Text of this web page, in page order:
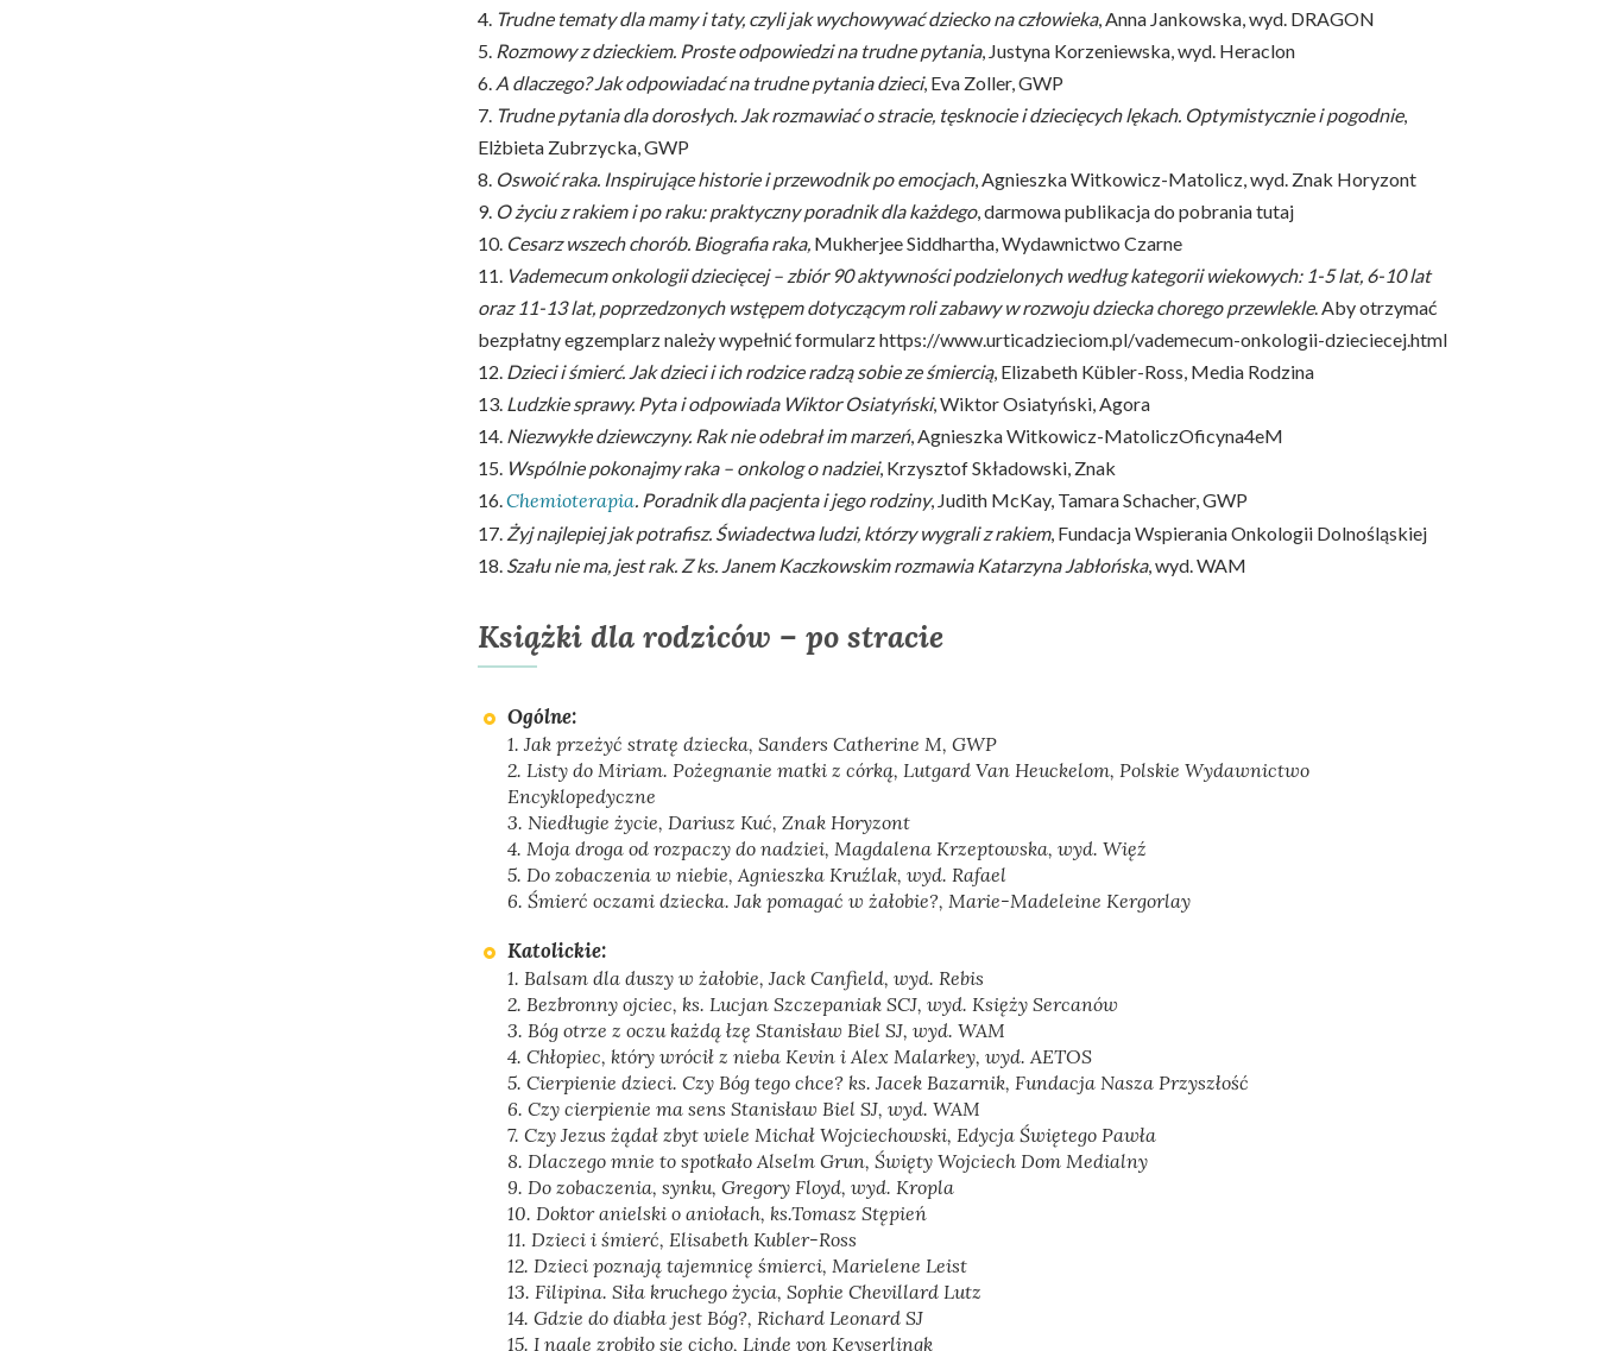
4. Trudne tematy dla mamy i taty, czyli jak wychowywać dziecko na człowieka, Anna Jankowska, wyd. DRAGON
5. Rozmowy z dzieckiem. Proste odpowiedzi na trudne pytania, Justyna Korzeniewska, wyd. Heraclon
6. A dlaczego? Jak odpowiadać na trudne pytania dzieci, Eva Zoller, GWP
7. Trudne pytania dla dorosłych. Jak rozmawiać o stracie, tęsknocie i dziecięcych lękach. Optymistycznie i pogodnie,
Elżbieta Zubrzycka, GWP
8. Oswoić raka. Inspirujące historie i przewodnik po emocjach, Agnieszka Witkowicz-Matolicz, wyd. Znak Horyzont
9. O życiu z rakiem i po raku: praktyczny poradnik dla każdego, darmowa publikacja do pobrania tutaj
10. Cesarz wszech chorób. Biografia raka, Mukherjee Siddhartha, Wydawnictwo Czarne
11. Vademecum onkologii dziecięcej – zbiór 90 aktywności podzielonych według kategorii wiekowych: 1-5 lat, 6-10 lat
oraz 11-13 lat, poprzedzonych wstępem dotyczącym roli zabawy w rozwoju dziecka chorego przewlekle. Aby otrzymać
bezpłatny egzemplarz należy wypełnić formularz https://www.urticadzieciom.pl/vademecum-onkologii-dzieciecej.html
12. Dzieci i śmierć. Jak dzieci i ich rodzice radzą sobie ze śmiercią, Elizabeth Kübler-Ross, Media Rodzina
13. Ludzkie sprawy. Pyta i odpowiada Wiktor Osiatyński, Wiktor Osiatyński, Agora
14. Niezwykłe dziewczyny. Rak nie odebrał im marzeń, Agnieszka Witkowicz-MatoliczOficyna4eM
15. Wspólnie pokonajmy raka – onkolog o nadziei, Krzysztof Składowski, Znak
16.Chemioterapia. Poradnik dla pacjenta i jego rodziny, Judith McKay, Tamara Schacher, GWP
17. Żyj najlepiej jak potrafisz. Świadectwa ludzi, którzy wygrali z rakiem, Fundacja Wspierania Onkologii Dolnośląskiej
18. Szału nie ma, jest rak. Z ks. Janem Kaczkowskim rozmawia Katarzyna Jabłońska, wyd. WAM
Książki dla rodziców – po stracie
Ogólne:
1. Jak przeżyć stratę dziecka, Sanders Catherine M, GWP
2. Listy do Miriam. Pożegnanie matki z córką, Lutgard Van Heuckelom, Polskie Wydawnictwo
Encyklopedyczne
3. Niedługie życie, Dariusz Kuć, Znak Horyzont
4. Moja droga od rozpaczy do nadziei, Magdalena Krzeptowska, wyd. Więź
5. Do zobaczenia w niebie, Agnieszka Kruźlak, wyd. Rafael
6. Śmierć oczami dziecka. Jak pomagać w żałobie?, Marie-Madeleine Kergorlay
Katolickie:
1. Balsam dla duszy w żałobie, Jack Canfield, wyd. Rebis
2. Bezbronny ojciec, ks. Lucjan Szczepaniak SCJ, wyd. Księży Sercanów
3. Bóg otrze z oczu każdą łzę Stanisław Biel SJ, wyd. WAM
4. Chłopiec, który wrócił z nieba Kevin i Alex Malarkey, wyd. AETOS
5. Cierpienie dzieci. Czy Bóg tego chce? ks. Jacek Bazarnik, Fundacja Nasza Przyszłość
6. Czy cierpienie ma sens Stanisław Biel SJ, wyd. WAM
7. Czy Jezus żądał zbyt wiele Michał Wojciechowski, Edycja Świętego Pawła
8. Dlaczego mnie to spotkało Alselm Grun, Święty Wojciech Dom Medialny
9. Do zobaczenia, synku, Gregory Floyd, wyd. Kropla
10. Doktor anielski o aniołach, ks.Tomasz Stępień
11. Dzieci i śmierć, Elisabeth Kubler-Ross
12. Dzieci poznają tajemnicę śmierci, Marielene Leist
13. Filipina. Siła kruchego życia, Sophie Chevillard Lutz
14. Gdzie do diabła jest Bóg?, Richard Leonard SJ
15. I nagle zrobiło się cicho, Linde von Keyserlingk